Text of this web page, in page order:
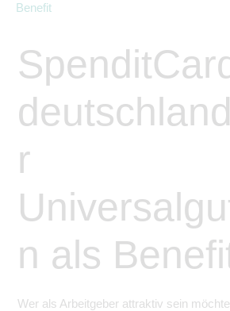
Benefit
r
n als
Wer als Arbeitgeber attraktiv sein